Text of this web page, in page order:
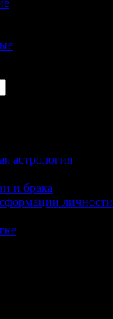
астрология
и брака
личности